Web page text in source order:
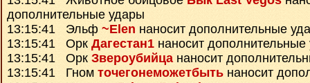
дополнительные удары
13:15:41 Эльф ~Elen наносит дополнительные
13:15:41 Орк Дагестан1 наносит
13:15:41 Орк Звероубийцананосит
13:15:41 Гном точегонеможетбыть наносит